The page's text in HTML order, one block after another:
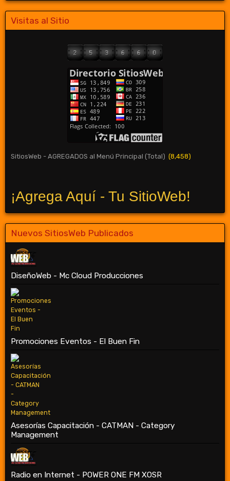
Visitas al Sitio
SitiosWeb - AGREGADOS al Menú Principal (Total) (8,458)
¡Agrega Aquí - Tu SitioWeb!
Nuevos SitiosWeb Publicados
DiseñoWeb - Mc Cloud Producciones
Promociones Eventos - El Buen Fin
Asesorías Capacitación - CATMAN - Category
Management
Radio en Internet - POWER ONE FM XOSR